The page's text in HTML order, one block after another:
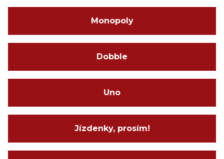
Monopoly
Dobble
Uno
Jízdenky, prosím!